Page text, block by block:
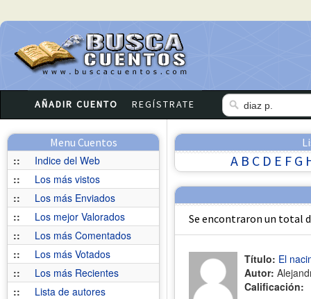
AÑADIR CUENTO REGÍSTRATE
Menu Cuentos
::
Indice del Web
::
Los más vistos
::
Los más Enviados
::
Los mejor Valorados
::
Los más Comentados
::
Los más Votados
::
Los más Recientes
::
Lista de autores
A B C D E F G
Se encontraron un total
Título: El
Autor:
Calificación: